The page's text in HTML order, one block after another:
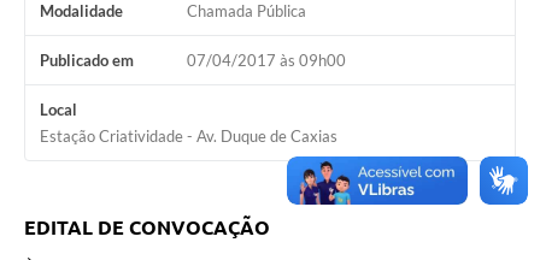
Modalidade Chamada Pública
Publicado em 07/04/2017 às 09h00
Local
Estação Criatividade - Av. Duque de Caxias
EDITAL DE CONVOCAÇÃO